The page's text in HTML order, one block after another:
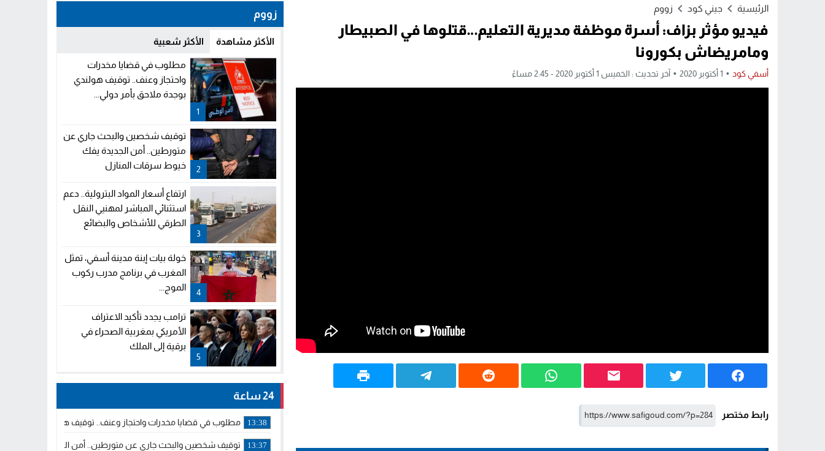
الرئيسية جيني كود زووم
فيديو مؤثر بزاف: أسرة موظفة مديرية التعليم…قتلوها في الصبيطار
ومامريضاش بكورونا
أسفي كود 1 أكتوبر 2020 آخر تحديث : الخميس 1 أكتوبر 2020 - 2:45 مساءً
رابط مختصر
زووم
الأكثر مشاهدة الأكثر شعبية
1
مطلوب في قضايا مخدرات
واحتجاز وعنف.. توقيف هولندي
بوجدة ملاحق بأمر دولي...
2
توقيف شخصين والبحث جاري عن
متورطين.. أمن الجديدة يفك
خيوط سرقات المنازل
3
ارتفاع أسعار المواد البترولية.. دعم
استثنائي المباشر لمهنيي النقل
الطرقي للأشخاص والبضائع
4
خولة بيات إبنة مدينة أسفي، تمثل
المغرب في برنامج مدرب ركوب
الموج...
5
ترامب يجدد تأكيد الاعتراف
الأمريكي بمغربية الصحراء في
برقية إلى الملك
24 ساعة
13:38 مطلوب في قضايا مخدرات واحتجاز وعنف.. توقيف هولندي بوجدة ملاحق
13:37 توقيف شخصين والبحث جاري عن متورطين.. أمن الجديدة يفك خيوط